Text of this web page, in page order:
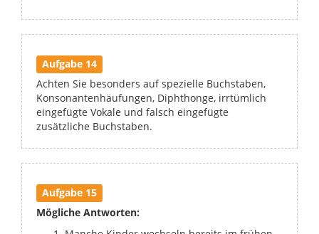
Aufgabe 14
Achten Sie besonders auf spezielle Buchstaben,
Konsonantenhäufungen, Diphthonge, irrtümlich
eingefügte Vokale und falsch eingefügte
zusätzliche Buchstaben.
Aufgabe 15
Mögliche Antworten: